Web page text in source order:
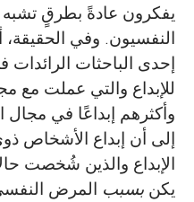
يفكرون عادةً بطرقٍ تشبه
النفسيون. وفي
إحدى الباحثات
للإبداع والتي عملت
وأكثرهم إبداعًا في مجال
إلى أن إبداع الأشخاص
الإبداع والذين شُخصت
يكن بسبب المرض